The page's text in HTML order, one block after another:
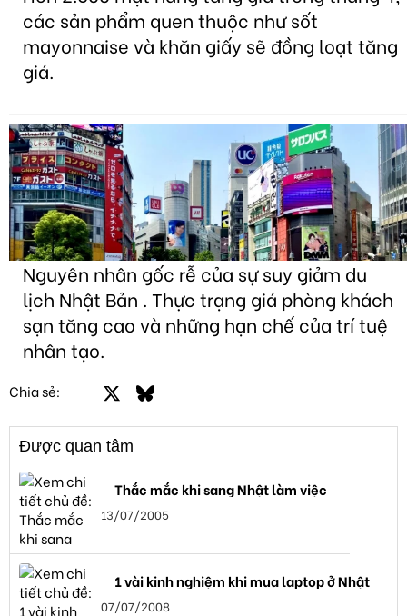
các sản phẩm quen thuộc như sốt
mayonnaise và khăn giấy sẽ đồng loạt tăng
giá.
Nguyên nhân gốc rễ của sự suy giảm du
lịch Nhật Bản . Thực trạng giá phòng khách
sạn tăng cao và những hạn chế của trí tuệ
nhân tạo.
Chia sẻ: FacebookBluesky
Được quan tâm
Thắc mắc khi sang Nhật làm việc
13/07/2005
1 vài kinh nghiệm khi mua laptop ở Nhật
07/07/2008